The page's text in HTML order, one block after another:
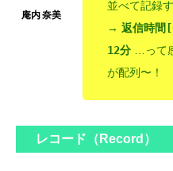
並べて記録
→ 返信時
12分 …って
が配列〜！
レコード（Record）